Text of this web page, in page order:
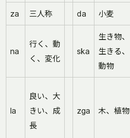
za 三人称 da 小麦
na
行く、動
く、変化
ska
生き物、
生きる、
動物
la
良い、大
きい、成
長
zga 木、植物